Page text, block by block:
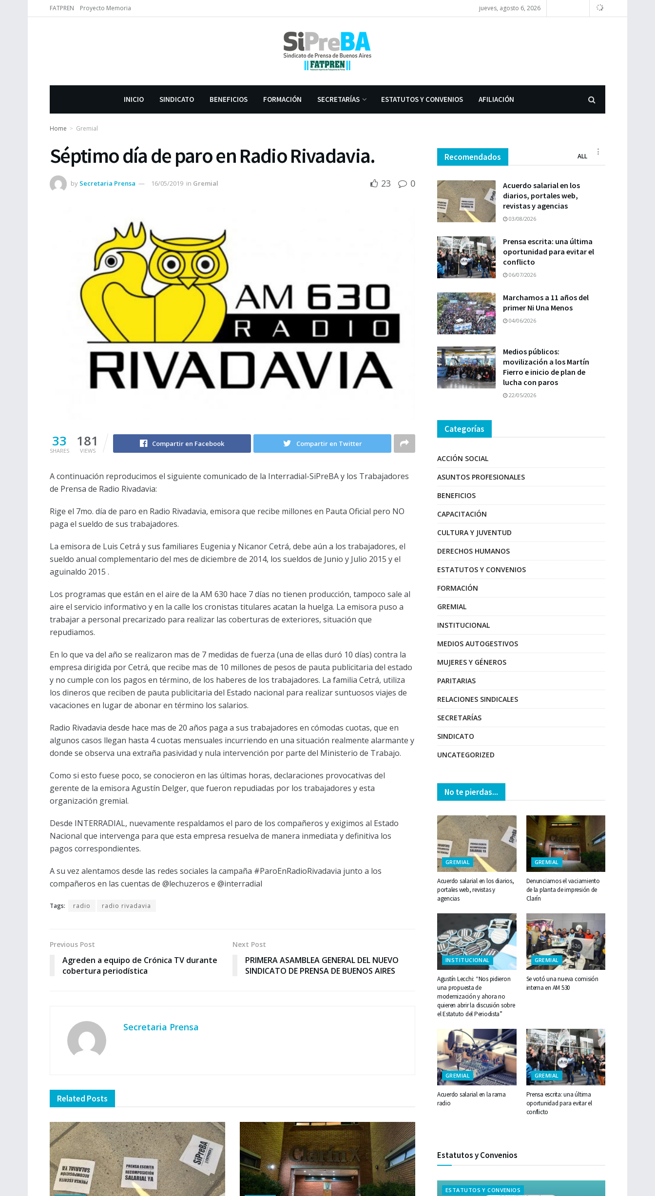
FATPREN Proyecto Memoria jueves, agosto 6, 2026
INICIO SINDICATO BENEFICIOS FORMACIÓN SECRETARÍAS ESTATUTOS Y CONVENIOS AFILIACIÓN
Home Gremial
Séptimo día de paro en Radio Rivadavia.
by Secretaria Prensa 16/05/2019 in Gremial 23 0
33
SHARES
181
VIEWS
Compartir en Facebook Compartir en Twitter
A continuación reproducimos el siguiente comunicado de la Interradial-SiPreBA y los Trabajadores
de Prensa de Radio Rivadavia:
Rige el 7mo. día de paro en Radio Rivadavia, emisora que recibe millones en Pauta Oficial pero NO
paga el sueldo de sus trabajadores.
La emisora de Luis Cetrá y sus familiares Eugenia y Nicanor Cetrá, debe aún a los trabajadores, el
sueldo anual complementario del mes de diciembre de 2014, los sueldos de Junio y Julio 2015 y el
aguinaldo 2015 .
Los programas que están en el aire de la AM 630 hace 7 días no tienen producción, tampoco sale al
aire el servicio informativo y en la calle los cronistas titulares acatan la huelga. La emisora puso a
trabajar a personal precarizado para realizar las coberturas de exteriores, situación que
repudiamos.
En lo que va del año se realizaron mas de 7 medidas de fuerza (una de ellas duró 10 días) contra la
empresa dirigida por Cetrá, que recibe mas de 10 millones de pesos de pauta publicitaria del estado
y no cumple con los pagos en término, de los haberes de los trabajadores. La familia Cetrá, utiliza
los dineros que reciben de pauta publicitaria del Estado nacional para realizar suntuosos viajes de
vacaciones en lugar de abonar en término los salarios.
Radio Rivadavia desde hace mas de 20 años paga a sus trabajadores en cómodas cuotas, que en
algunos casos llegan hasta 4 cuotas mensuales incurriendo en una situación realmente alarmante y
donde se observa una extraña pasividad y nula intervención por parte del Ministerio de Trabajo.
Como si esto fuese poco, se conocieron en las últimas horas, declaraciones provocativas del
gerente de la emisora Agustín Delger, que fueron repudiadas por los trabajadores y esta
organización gremial.
Desde INTERRADIAL, nuevamente respaldamos el paro de los compañeros y exigimos al Estado
Nacional que intervenga para que esta empresa resuelva de manera inmediata y definitiva los
pagos correspondientes.
A su vez alentamos desde las redes sociales la campaña #ParoEnRadioRivadavia junto a los
compañeros en las cuentas de @lechuzeros e @interradial
Tags: radio radio rivadavia
Previous Post
Agreden a equipo de Crónica TV durante
cobertura periodística
Next Post
PRIMERA ASAMBLEA GENERAL DEL NUEVO
SINDICATO DE PRENSA DE BUENOS AIRES
Secretaria Prensa
Related Posts
Recomendados ALL
Acuerdo salarial en los
diarios, portales web,
revistas y agencias
03/08/2026
Prensa escrita: una última
oportunidad para evitar el
conflicto
06/07/2026
Marchamos a 11 años del
primer Ni Una Menos
04/06/2026
Medios públicos:
movilización a los Martín
Fierro e inicio de plan de
lucha con paros
22/05/2026
Categorías
ACCIÓN SOCIAL
ASUNTOS PROFESIONALES
BENEFICIOS
CAPACITACIÓN
CULTURA Y JUVENTUD
DERECHOS HUMANOS
ESTATUTOS Y CONVENIOS
FORMACIÓN
GREMIAL
INSTITUCIONAL
MEDIOS AUTOGESTIVOS
MUJERES Y GÉNEROS
PARITARIAS
RELACIONES SINDICALES
SECRETARÍAS
SINDICATO
UNCATEGORIZED
No te pierdas...
GREMIAL
Acuerdo salarial en los diarios,
portales web, revistas y
agencias
GREMIAL
Denunciamos el vaciamiento
de la planta de impresión de
Clarín
INSTITUCIONAL
Agustín Lecchi: “Nos pidieron
una propuesta de
modernización y ahora no
quieren abrir la discusión sobre
el Estatuto del Periodista”
GREMIAL
Se votó una nueva comisión
interna en AM 530
GREMIAL
Acuerdo salarial en la rama
radio
GREMIAL
Prensa escrita: una última
oportunidad para evitar el
conflicto
Estatutos y Convenios
ESTATUTOS Y CONVENIOS